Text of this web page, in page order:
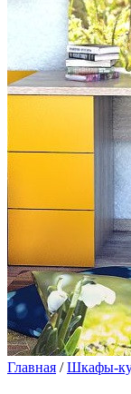
Главная /Шкафы-